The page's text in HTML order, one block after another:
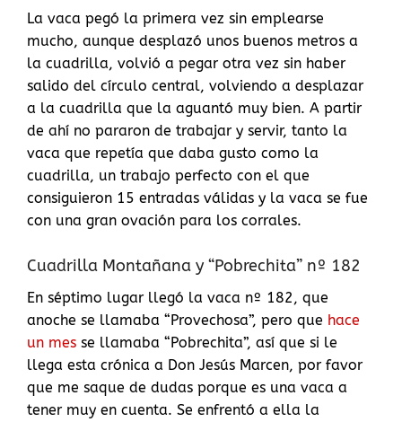
La vaca pegó la primera vez sin emplearse
mucho, aunque desplazó unos buenos metros a
la cuadrilla, volvió a pegar otra vez sin haber
salido del círculo central, volviendo a desplazar
a la cuadrilla que la aguantó muy bien. A partir
de ahí no pararon de trabajar y servir, tanto la
vaca que repetía que daba gusto como la
cuadrilla, un trabajo perfecto con el que
consiguieron 15 entradas válidas y la vaca se fue
con una gran ovación para los corrales.
Cuadrilla Montañana y “Pobrechita” nº 182
En séptimo lugar llegó la vaca nº 182, que
anoche se llamaba “Provechosa”, pero que hace
un mes se llamaba “Pobrechita”, así que si le
llega esta crónica a Don Jesús Marcen, por favor
que me saque de dudas porque es una vaca a
tener muy en cuenta. Se enfrentó a ella la